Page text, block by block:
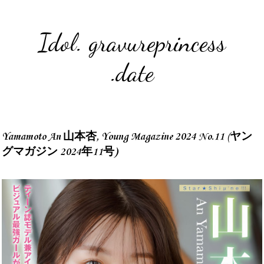
Idol. gravureprincess
.date
Yamamoto An 山本杏, Young Magazine 2024 No.11 (ヤン
グマガジン 2024年11号)